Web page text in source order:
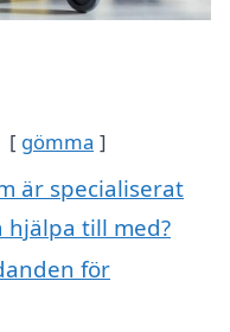
gömma
är specialiserat
hjälpa till med?
för